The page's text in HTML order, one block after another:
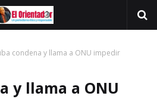
condena y llama a ONU impedir
y llama a ONU